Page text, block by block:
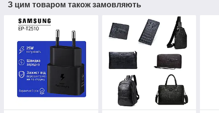
З цим товаром також замовляють